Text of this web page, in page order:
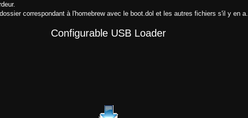
correspondant à l'homebrew avec le boot.dol et les autres fichiers s'il y en a.
Configurable USB Loader